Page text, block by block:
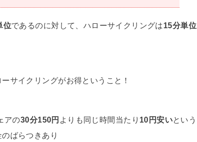
位であるのに対して、ハローサイクリングは15分単位
サイクリングがお得ということ！
アの30分150円 よりも同じ時間当たり 10円安いという
ばらつきあり